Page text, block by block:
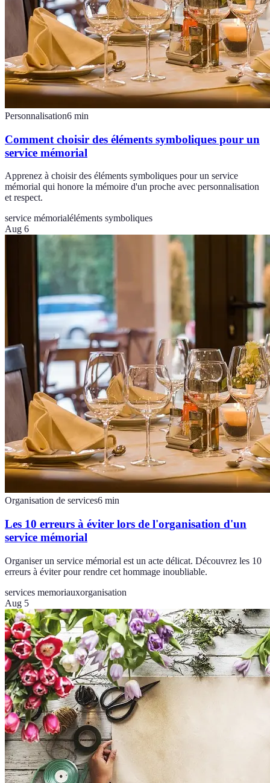
Personnalisation6 min
Comment choisir des éléments symboliques pour un
service mémorial
Apprenez à choisir des éléments symboliques pour un service
mémorial qui honore la mémoire d'un proche avec personnalisation
et respect.
service mémorialéléments symboliques
Aug 6
Organisation de services6 min
Les 10 erreurs à éviter lors de l'organisation d'un
service mémorial
Organiser un service mémorial est un acte délicat. Découvrez les 10
erreurs à éviter pour rendre cet hommage inoubliable.
services memoriauxorganisation
Aug 5